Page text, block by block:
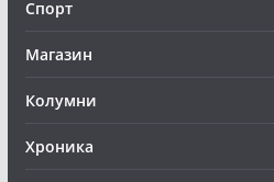
Спорт
Магазин
Колумни
Хроника